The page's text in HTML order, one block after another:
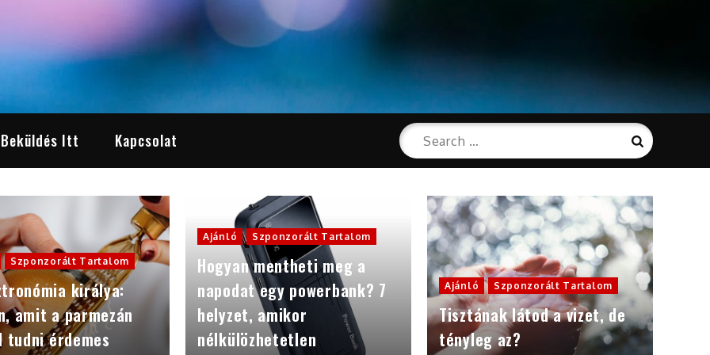
Itt Kapcsolat
Search
for:
Search
Szponzorált Tartalom
királya:
amit a parmezán
érdemes
Ajánló Szponzorált Tartalom
Hogyan mentheti meg a
napodat egy powerbank? 7
helyzet, amikor
nélkülözhetetlen
Ajánló Szponzorált Tartalom
Tisztának látod a vizet, de
tényleg az?